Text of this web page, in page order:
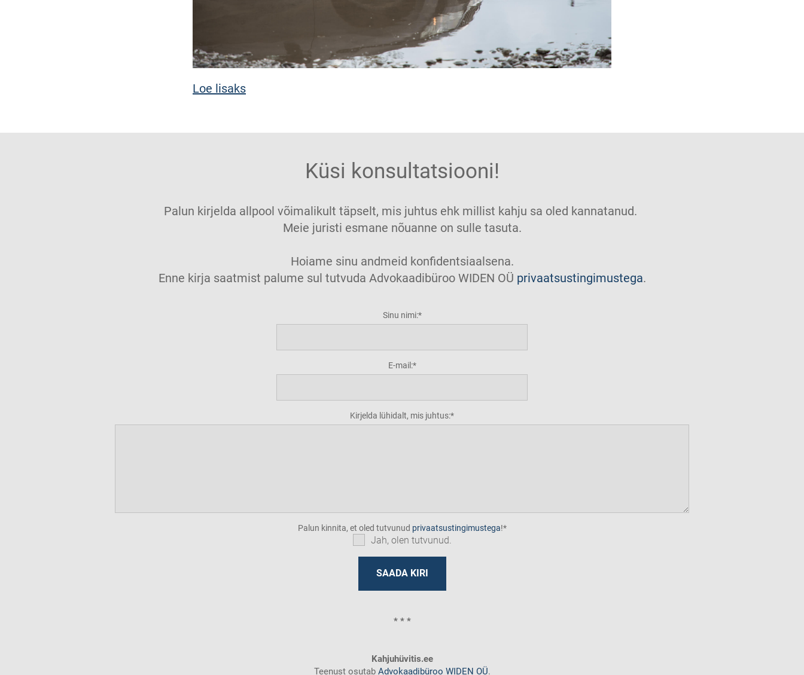
Loe lisaks
Küsi konsultatsiooni!
Palun kirjelda allpool võimalikult täpselt, mis juhtus ehk millist kahju sa oled kannatanud.
Meie juristi esmane nõuanne on sulle tasuta.
Hoiame sinu andmeid konfidentsiaalsena.
Enne kirja saatmist palume sul tutvuda Advokaadibüroo WIDEN OÜ privaatsustingimustega.
Sinu nimi:
E-mail:
Kirjelda lühidalt, mis juhtus:
Palun kinnita, et oled tutvunud privaatsustingimustega!
Jah, olen tutvunud.
* * *
Kahjuhüvitis.ee
Teenust osutabAdvokaadibüroo WIDEN OÜ.